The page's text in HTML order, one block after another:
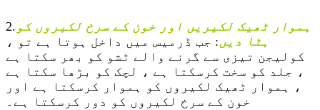
2. ہموار ٹھیک لکیریں اور خون کے سرخ لکیروں کو
ہٹا دیں: جب ڈرمیس میں داخل ہوتا ہے تو ،
کولیجن تیزی سے گرنے والے ٹشو کو بھر سکتا ہے
، جلد کو سخت کرسکتا ہے ، لچک کو بڑھا سکتا ہے
، ہموار ٹھیک لکیروں کو ہموار کرسکتا ہے اور
خون کے سرخ لکیروں کو دور کرسکتا ہے۔